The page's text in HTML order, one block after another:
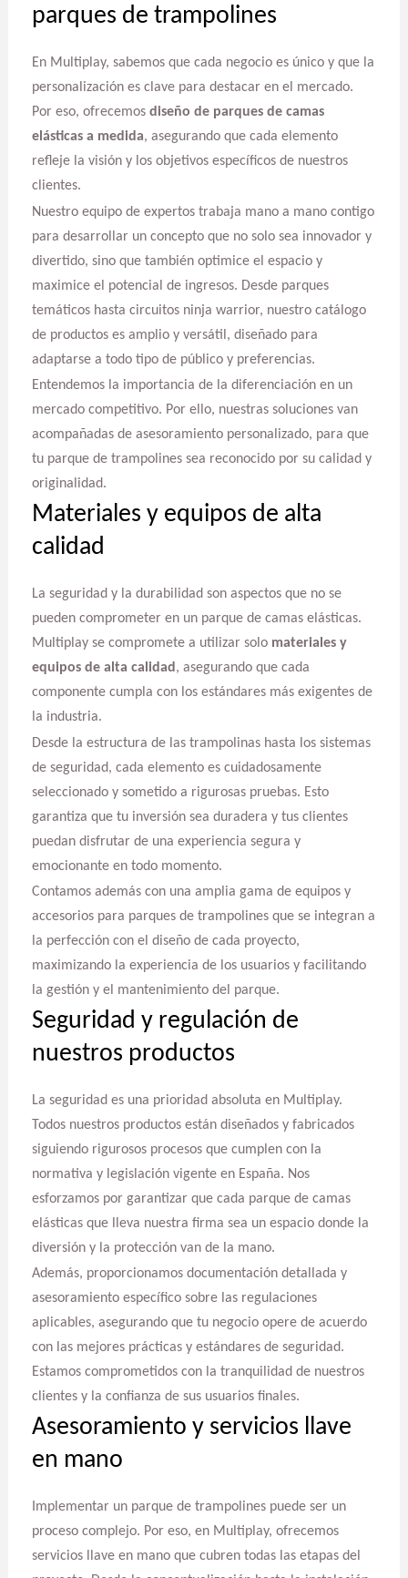
parques de trampolines
En Multiplay, sabemos que cada negocio es único y que la
personalización es clave para destacar en el mercado.
Por eso, ofrecemos diseño de parques de camas
elásticas a medida, asegurando que cada elemento
refleje la visión y los objetivos específicos de nuestros
clientes.
Nuestro equipo de expertos trabaja mano a mano contigo
para desarrollar un concepto que no solo sea innovador y
divertido, sino que también optimice el espacio y
maximice el potencial de ingresos. Desde parques
temáticos hasta circuitos ninja warrior, nuestro catálogo
de productos es amplio y versátil, diseñado para
adaptarse a todo tipo de público y preferencias.
Entendemos la importancia de la diferenciación en un
mercado competitivo. Por ello, nuestras soluciones van
acompañadas de asesoramiento personalizado, para que
tu parque de trampolines sea reconocido por su calidad y
originalidad.
Materiales y equipos de alta
calidad
La seguridad y la durabilidad son aspectos que no se
pueden comprometer en un parque de camas elásticas.
Multiplay se compromete a utilizar solo materiales y
equipos de alta calidad , asegurando que cada
componente cumpla con los estándares más exigentes de
la industria.
Desde la estructura de las trampolinas hasta los sistemas
de seguridad, cada elemento es cuidadosamente
seleccionado y sometido a rigurosas pruebas. Esto
garantiza que tu inversión sea duradera y tus clientes
puedan disfrutar de una experiencia segura y
emocionante en todo momento.
Contamos además con una amplia gama de equipos y
accesorios para parques de trampolines que se integran a
la perfección con el diseño de cada proyecto,
maximizando la experiencia de los usuarios y facilitando
la gestión y el mantenimiento del parque.
Seguridad y regulación de
nuestros productos
La seguridad es una prioridad absoluta en Multiplay.
Todos nuestros productos están diseñados y fabricados
siguiendo rigurosos procesos que cumplen con la
normativa y legislación vigente en España. Nos
esforzamos por garantizar que cada parque de camas
elásticas que lleva nuestra firma sea un espacio donde la
diversión y la protección van de la mano.
Además, proporcionamos documentación detallada y
asesoramiento específico sobre las regulaciones
aplicables, asegurando que tu negocio opere de acuerdo
con las mejores prácticas y estándares de seguridad.
Estamos comprometidos con la tranquilidad de nuestros
clientes y la confianza de sus usuarios finales.
Asesoramiento y servicios llave
en mano
Implementar un parque de trampolines puede ser un
proceso complejo. Por eso, en Multiplay, ofrecemos
servicios llave en mano que cubren todas las etapas del